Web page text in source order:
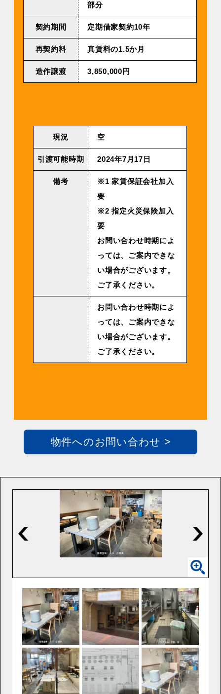
部分
契約期間 定期借家契約10年
再契約料 真賃料の1.5か月
造作譲渡 3,850,000円
現況 空
引渡可能時期 2024年7⽉17⽇
備考
※1 家賃保証会社加入
要
※2 指定火災保険加入
要
お問い合わせ時期によ
っては、ご案内できな
い場合がございます。
ご了承ください。
お問い合わせ時期によ
っては、ご案内できな
い場合がございます。
ご了承ください。
物件へのお問い合わせ >